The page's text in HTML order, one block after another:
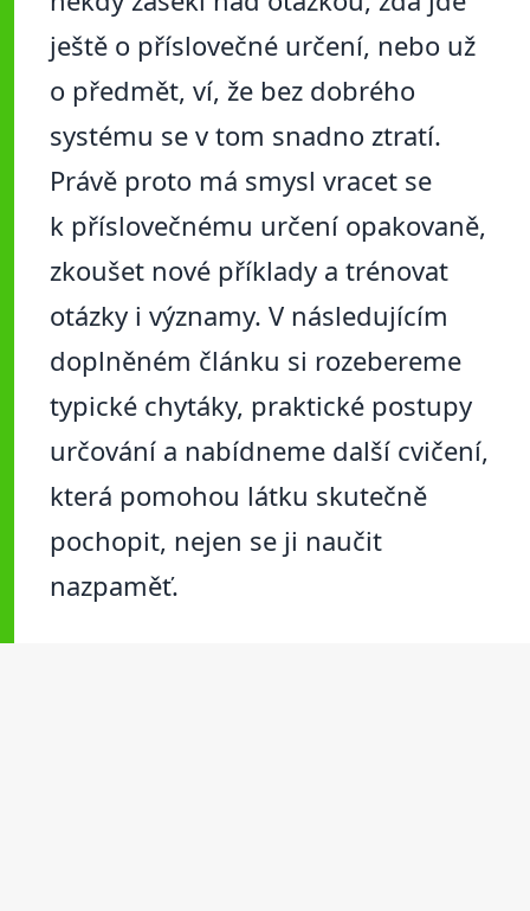
ještě o příslovečné určení, nebo už
o předmět, ví, že bez dobrého
systému se v tom snadno ztratí.
Právě proto má smysl vracet se
k příslovečnému určení opakovaně,
zkoušet nové příklady a trénovat
otázky i významy. V následujícím
doplněném článku si rozebereme
typické chytáky, praktické postupy
určování a nabídneme další cvičení,
která pomohou látku skutečně
pochopit, nejen se ji naučit
nazpaměť.